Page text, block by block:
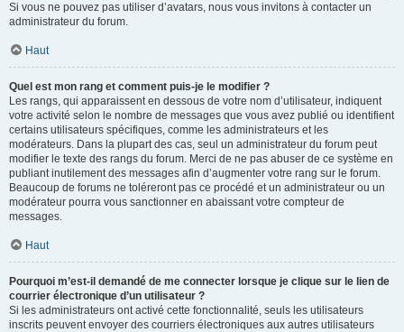
Si vous ne pouvez pas utiliser d’avatars, nous vous invitons à contacter un
administrateur du forum.
Haut
Quel est mon rang et comment puis-je le modifier ?
Les rangs, qui apparaissent en dessous de votre nom d’utilisateur, indiquent
votre activité selon le nombre de messages que vous avez publié ou identifient
certains utilisateurs spécifiques, comme les administrateurs et les
modérateurs. Dans la plupart des cas, seul un administrateur du forum peut
modifier le texte des rangs du forum. Merci de ne pas abuser de ce système en
publiant inutilement des messages afin d’augmenter votre rang sur le forum.
Beaucoup de forums ne toléreront pas ce procédé et un administrateur ou un
modérateur pourra vous sanctionner en abaissant votre compteur de
messages.
Haut
Pourquoi m’est-il demandé de me connecter lorsque je clique sur le lien de
courrier électronique d’un utilisateur ?
Si les administrateurs ont activé cette fonctionnalité, seuls les utilisateurs
inscrits peuvent envoyer des courriers électroniques aux autres utilisateurs